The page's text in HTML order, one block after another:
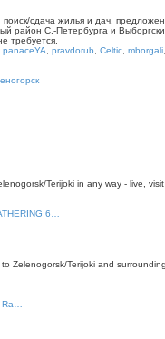
сдача жилья и дач,
район С.-Петербурга и
требуется.
panaceYA pravdorub Celtic mborgali
Terijoki in any way - live,
6…
Zelenogorsk/Terijoki and